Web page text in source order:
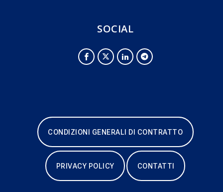
SOCIAL
CONDIZIONI GENERALI DI CONTRATTO
PRIVACY POLICY CONTATTI